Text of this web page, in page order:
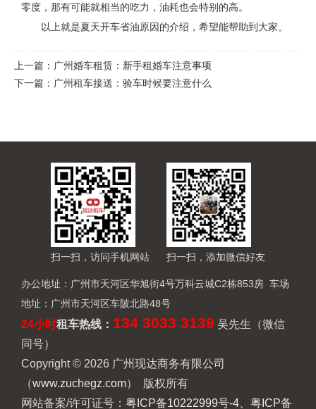
零度，那有可能就相当的吃力，油耗也会特别的高。
以上就是夏天开车省油原因的介绍，希望能帮助到大家。
上一篇： 广州婚车租赁：新手租婚车注意事项
下一篇： 广州租车接送：验车时候要注意什么
扫一扫，访问手机网站 扫一扫，添加微信好友
办公地址：广州市天河区华旭街4号万科云城C2栋853房 车场
地址：广州市天河区车陂北路48号
24小时租车热线 ： 134 3033 3139 吴先生（微信
同号）
Copyright © 2026 广州现达商务有限公司
（www.zuchegz.com） 版权所有
网站备案/许可证号： 粤ICP备10222999号-4、粤ICP备